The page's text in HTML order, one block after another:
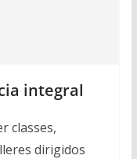
integral
classes,
dirigidos